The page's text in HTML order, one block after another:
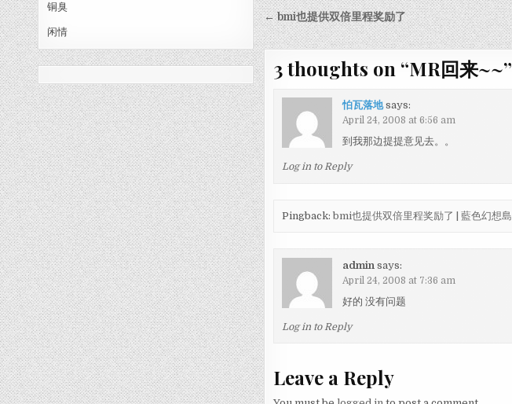
铜臭
闲情 Post navigation
← bmi也提供双倍里程奖励了
3 thoughts on “MR回来~~”
怕瓦落地 says:
April 24, 2008 at 6:56 am
到我那边提提意见去。。
Log in to Reply
Pingback:bmi也提供双倍里程奖励了 | 藍色幻想島
admin says:
April 24, 2008 at 7:36 am
好的 没有问题
Log in to Reply
Leave a Reply